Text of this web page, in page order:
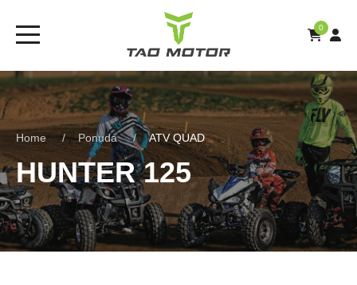
0
Home Ponuda ATV QUAD
HUNTER 125